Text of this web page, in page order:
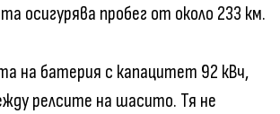
осигурява пробег от около 233 км.
на батерия с капацитет 92 кВч,
релсите на шасито. Тя не